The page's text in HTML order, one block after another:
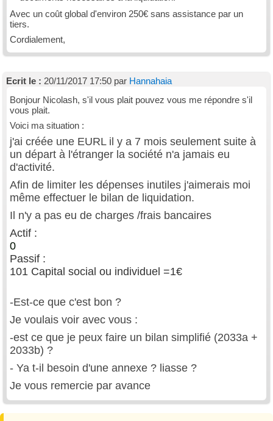
Avec un coût global d'environ 250€ sans assistance par un
tiers.
Cordialement,
Ecrit le : 20/11/2017 17:50 par Hannahaia
Bonjour Nicolash, s'il vous plait pouvez vous me répondre s'il
vous plait.
Voici ma situation :
j'ai créée une EURL il y a 7 mois seulement suite à
un départ à l'étranger la société n'a jamais eu
d'activité.
Afin de limiter les dépenses inutiles j'aimerais moi
même effectuer le bilan de liquidation.
Il n'y a pas eu de charges /frais bancaires
Actif :
0
Passif :
101 Capital social ou individuel =1€
-Est-ce que c'est bon ?
Je voulais voir avec vous :
-est ce que je peux faire un bilan simplifié (2033a +
2033b) ?
- Ya t-il besoin d'une annexe ? liasse ?
Je vous remercie par avance